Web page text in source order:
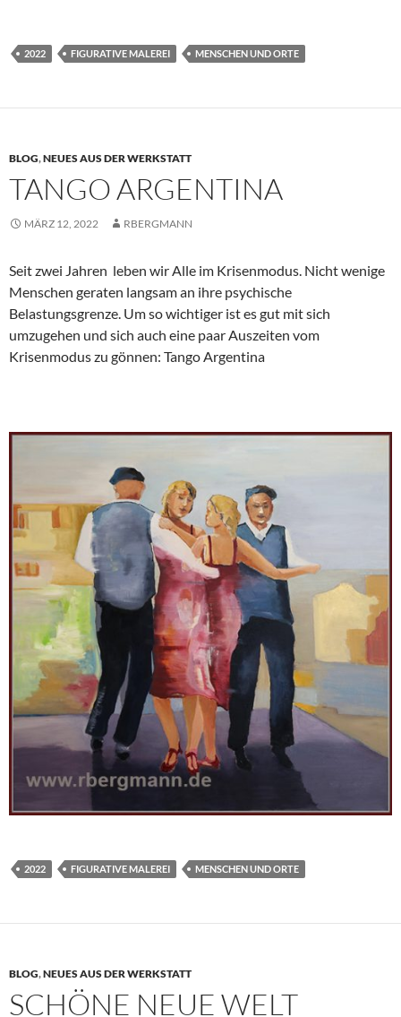
2022 FIGURATIVE MALEREI MENSCHEN UND ORTE
BLOG,NEUES AUS DER WERKSTATT
TANGO ARGENTINA
MÄRZ 12, 2022 RBERGMANN
Seit zwei Jahren leben wir Alle im Krisenmodus. Nicht wenige
Menschen geraten langsam an ihre psychische
Belastungsgrenze. Um so wichtiger ist es gut mit sich
umzugehen und sich auch eine paar Auszeiten vom
Krisenmodus zu gönnen: Tango Argentina
2022 FIGURATIVE MALEREI MENSCHEN UND ORTE
BLOG,NEUES AUS DER WERKSTATT
SCHÖNE NEUE WELT